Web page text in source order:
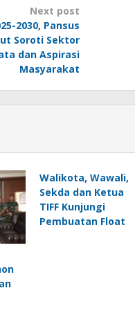
Next post
2030, Pansus
Soroti Sektor
dan Aspirasi
Masyarakat
Walikota, Wawali,
Sekda dan Ketua
TIFF Kunjungi
Pembuatan Float